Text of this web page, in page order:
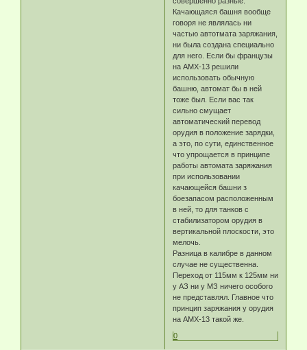
Качающаяся башня вообще
говоря не являлась ни
частью автотмата заряжания,
ни была создана специально
для него. Если бы французы
на АМХ-13 решили
использовать обычную
башню, автомат бы в ней
тоже был. Если вас так
сильно смущает
автоматический перевод
орудия в положение зарядки,
а это, по сути, единственное
что упрощается в принципе
работы автомата заряжания
при использовании
качающейся башни з
боезапасом расположенным
в ней, то для танков с
стабилизатором орудия в
вертикальной плоскости, это
мелочь.
Разница в калибре в данном
случае не существенна.
Переход от 115мм к 125мм ни
у АЗ ни у МЗ ничего особого
не представлял. Главное что
принцип заряжания у орудия
на АМХ-13 такой же.
0